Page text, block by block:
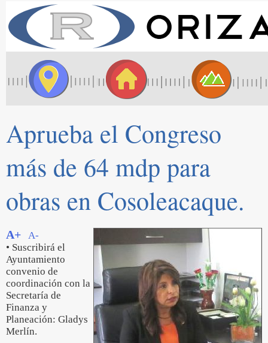
Aprueba el Congreso
más de 64 mdp para
obras en Cosoleacaque.
A+
A-
• Suscribirá el
Ayuntamiento
convenio de
coordinación con la
Secretaría de
Finanza y
Planeación: Gladys
Merlín.